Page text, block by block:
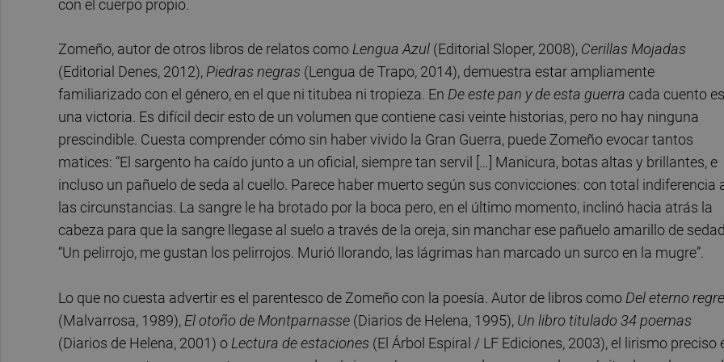
con el cuerpo propio.
Zomeño, autor de otros libros de relatos comoLengua Azul (Editorial Sloper, 2008), Cerillas Mojadas
(Editorial Denes, 2012),Piedras negras (Lengua de Trapo, 2014), demuestra estar ampliamente
familiarizado con el género, en el que ni titubea ni tropieza. En De este pan y de esta guerra cada cuento es
una victoria. Es difícil decir esto de un volumen que contiene casi veinte historias, pero no hay ninguna
prescindible. Cuesta comprender cómo sin haber vivido la Gran Guerra, puede Zomeño evocar tantos
matices: “El sargento ha caído junto a un oficial, siempre tan servil […] Manicura, botas altas y brillantes, e
incluso un pañuelo de seda al cuello. Parece haber muerto según sus convicciones: con total indiferencia
las circunstancias. La sangre le ha brotado por la boca pero, en el último momento, inclinó hacia atrás la
cabeza para que la sangre llegase al suelo a través de la oreja, sin manchar ese pañuelo amarillo de
“Un pelirrojo, me gustan los pelirrojos. Murió llorando, las lágrimas han marcado un surco en la mugre”.
Lo que no cuesta advertir es el parentesco de Zomeño con la poesía. Autor de libros como Del eterno
(Malvarrosa, 1989), El otoño de Montparnasse (Diarios de Helena, 1995), Un libro titulado 34 poemas
(Diarios de Helena, 2001) o Lectura de estaciones (El Árbol Espiral / LF Ediciones, 2003), el lirismo preciso